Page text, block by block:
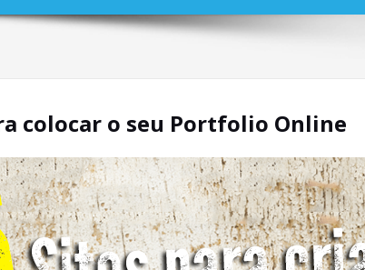
colocar o seu Portfolio Online